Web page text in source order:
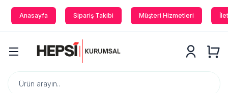
Anasayfa Sipariş Takibi Müşteri Hizmetleri